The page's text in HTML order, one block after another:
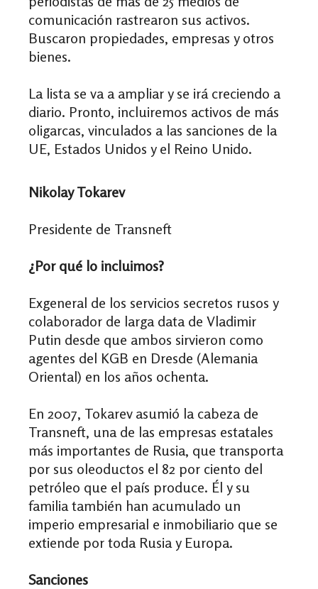
comunicación rastrearon sus activos.
Buscaron propiedades, empresas y otros
bienes.
La lista se va a ampliar y se irá creciendo a
diario. Pronto, incluiremos activos de más
oligarcas, vinculados a las sanciones de la
UE, Estados Unidos y el Reino Unido.
Nikolay Tokarev
Presidente de Transneft
¿Por qué lo incluimos?
Exgeneral de los servicios secretos rusos y
colaborador de larga data de Vladimir
Putin desde que ambos sirvieron como
agentes del KGB en Dresde (Alemania
Oriental) en los años ochenta.
En 2007, Tokarev asumió la cabeza de
Transneft, una de las empresas estatales
más importantes de Rusia, que transporta
por sus oleoductos el 82 por ciento del
petróleo que el país produce. Él y su
familia también han acumulado un
imperio empresarial e inmobiliario que se
extiende por toda Rusia y Europa.
Sanciones